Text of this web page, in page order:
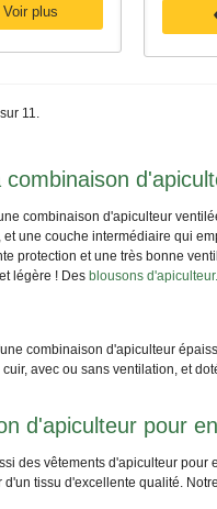
Voir plus
11.
combinaison
combinaison d'apiculteur
et une couche intermédiaire qui
protection et une très bonne
légère ! Des blousons
combinaison d'apiculteur
avec ou sans ventilation, et
d'apiculteur pour
des vêtements d'apiculteur
d'un tissu d'excellente qualité.